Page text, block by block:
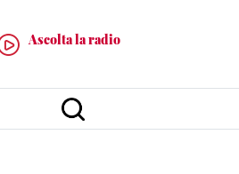
Ascolta la radio